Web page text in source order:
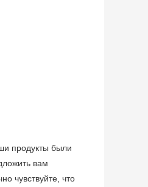
продукты были
вам
чувствуйте, что